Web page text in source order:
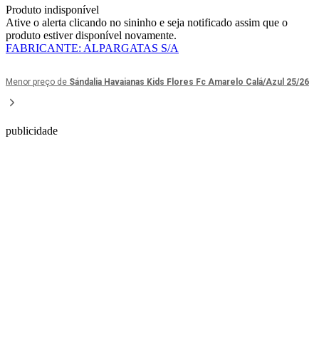
Produto indisponível
Ative o alerta clicando no sininho e seja notificado assim que o
produto estiver disponível novamente.
FABRICANTE: ALPARGATAS S/A
Menor preço de Sándalia Havaianas Kids Flores Fc Amarelo Calá/Azul 25/26
publicidade